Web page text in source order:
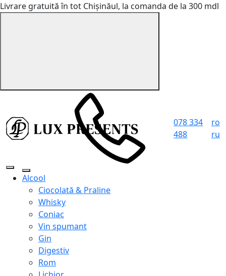
Livrare gratuită în tot Chișinăul, la comanda de la 300 mdl
078 334
488
ro
ru
Alcool
Ciocolată & Praline
Whisky
Coniac
Vin spumant
Gin
Digestiv
Rom